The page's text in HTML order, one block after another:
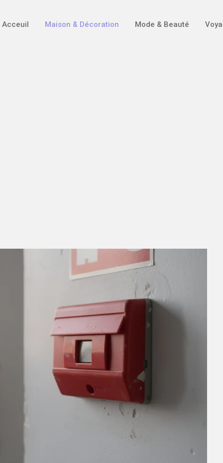
Acceuil Maison & Décoration Mode & Beauté